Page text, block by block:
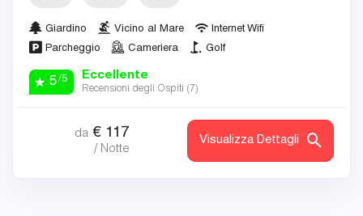
Giardino Vicino al Mare
Internet Wifi
Parcheggio
Cameriera Golf
5/5 Eccellente
Recensioni degli Ospiti ( 7)
da € 117
/ Notte
Visualizza Dettagli